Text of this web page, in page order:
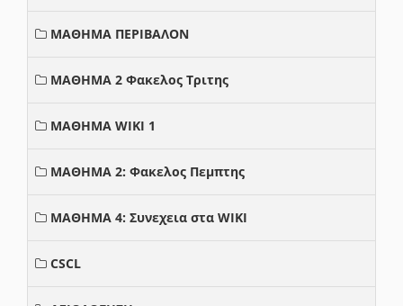
ΜΑΘΗΜΑ ΠΕΡΙΒΑΛΟΝ
ΜΑΘΗΜΑ 2 Φακελος Τριτης
ΜΑΘΗΜΑ WIKI 1
ΜΑΘΗΜΑ 2: Φακελος Πεμπτης
ΜΑΘΗΜΑ 4: Συνεχεια στα WIKI
CSCL